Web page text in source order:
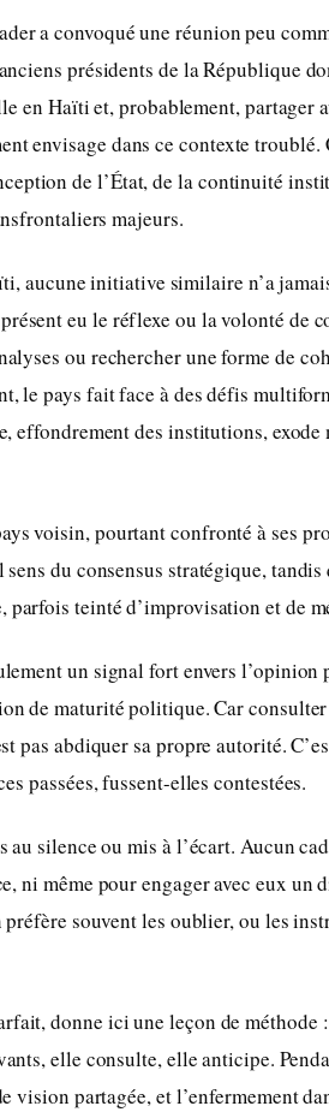
a convoqué une réunion peu
présidents de la République
en Haïti et, probablement, partager
envisage dans ce contexte troublé.
de l’État, de la continuité
majeurs.
aucune initiative similaire n’a
eu le réflexe ou la volonté de
ou rechercher une forme de
le pays fait face à des défis
des institutions, exode
voisin, pourtant confronté à ses
du consensus stratégique, tandis
parfois teinté d’improvisation et de
un signal fort envers l’opinion
de maturité politique. Car
pas abdiquer sa propre autorité.
passées, fussent-elles contestées.
silence ou mis à l’écart. Aucun
ni même pour engager avec eux un
souvent les oublier, ou les
donne ici une leçon de méthode
elle consulte, elle anticipe.
vision partagée, et l’enfermement